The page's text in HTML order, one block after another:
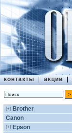
контакты | акции |
[+] Brother
Canon
[+] Epson